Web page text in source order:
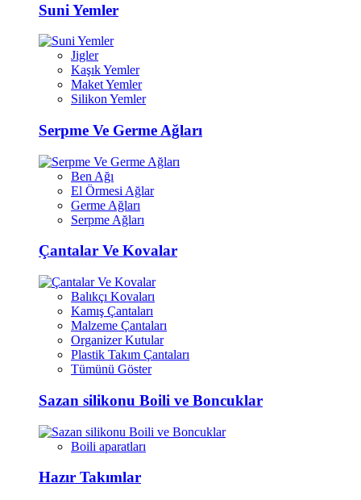
Suni Yemler
Jigler
Kaşık Yemler
Maket Yemler
Silikon Yemler
Serpme Ve Germe Ağları
Ben Ağı
El Örmesi Ağlar
Germe Ağları
Serpme Ağları
Çantalar Ve Kovalar
Balıkçı Kovaları
Kamış Çantaları
Malzeme Çantaları
Organizer Kutular
Plastik Takım Çantaları
Tümünü Göster
Sazan silikonu Boili ve Boncuklar
Boili aparatları
Hazır Takımlar